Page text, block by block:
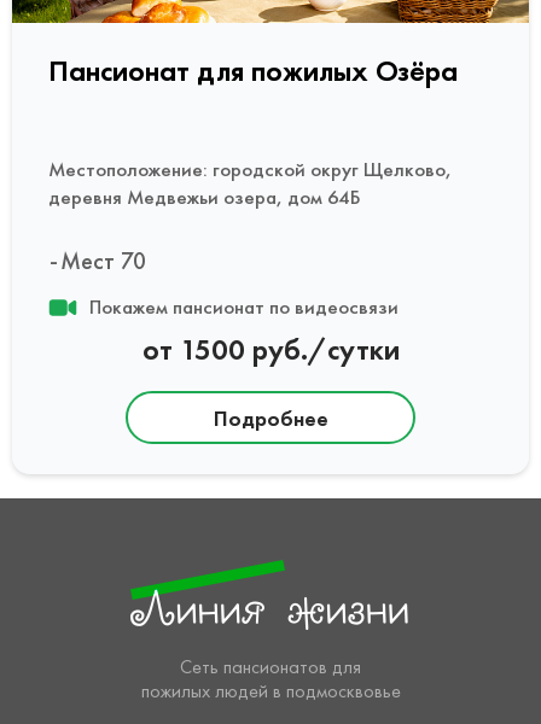
Пансионат для пожилых Озёра
Местоположение: городской округ Щелково,
деревня Медвежьи озера, дом 64Б
Мест 70
Покажем пансионат по видеосвязи
от 1500 руб./сутки
Подробнее
Сеть пансионатов для
пожилых людей в подмосквовье